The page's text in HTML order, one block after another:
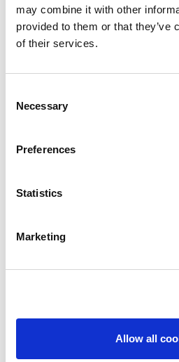
may combine it with other
provided to them or that they’ve
of their services.
Selection
Necessary
Preferences
Statistics
Marketing
Allow all
Stimmen Sie die
indem Sie die Seite
aufrufen und „Buchen und
Buchungen im
Zahlungsabstimmungsbuch.-
So wenden Sie
Abgleichregeln
übereinstimmt, können Sie die
bearbeiten oder eine
So wenden Sie Abgleichregeln
Falls eine Transaktion